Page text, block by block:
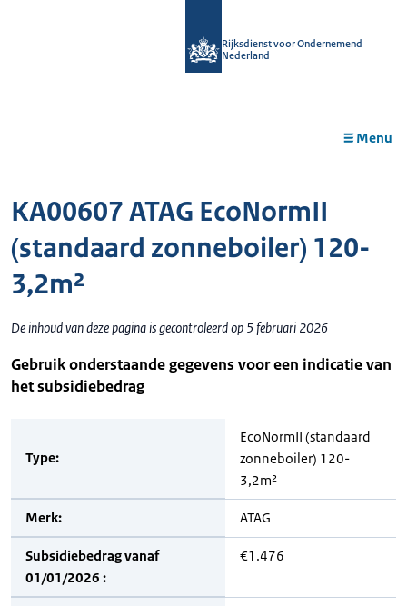
Rijksdienst voor Ondernemend
Nederland
Menu
KA00607 ATAG EcoNormII
(standaard zonneboiler) 120-
3,2m²
De inhoud van deze pagina is gecontroleerd op 5 februari 2026
Gebruik onderstaande gegevens voor een indicatie van
het subsidiebedrag
Type:
EcoNormII (standaard
zonneboiler) 120-
3,2m²
Merk: ATAG
Subsidiebedrag vanaf
01/01/2026 :
€1.476